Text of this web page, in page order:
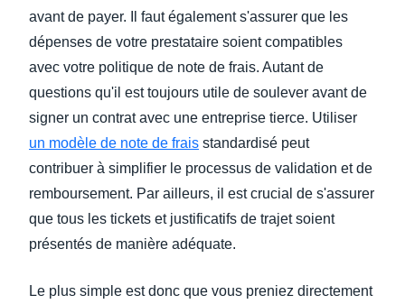
avant de payer. Il faut également s'assurer que les
dépenses de votre prestataire soient compatibles
avec votre politique de note de frais. Autant de
questions qu'il est toujours utile de soulever avant de
signer un contrat avec une entreprise tierce. Utiliser
un modèle de note de frais standardisé peut
contribuer à simplifier le processus de validation et de
remboursement. Par ailleurs, il est crucial de s'assurer
que tous les tickets et justificatifs de trajet soient
présentés de manière adéquate.
Le plus simple est donc que vous preniez directement